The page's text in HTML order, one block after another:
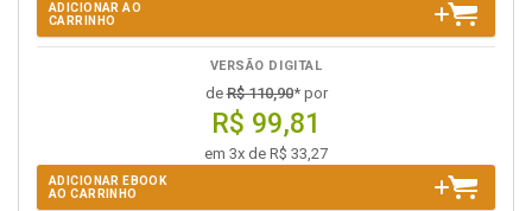
ADICIONAR AO
CARRINHO
VERSÃO DIGITAL
deR$ 110,90* por
R$ 99,81
em 3x de R$ 33,27
ADICIONAR EBOOK
AO CARRINHO